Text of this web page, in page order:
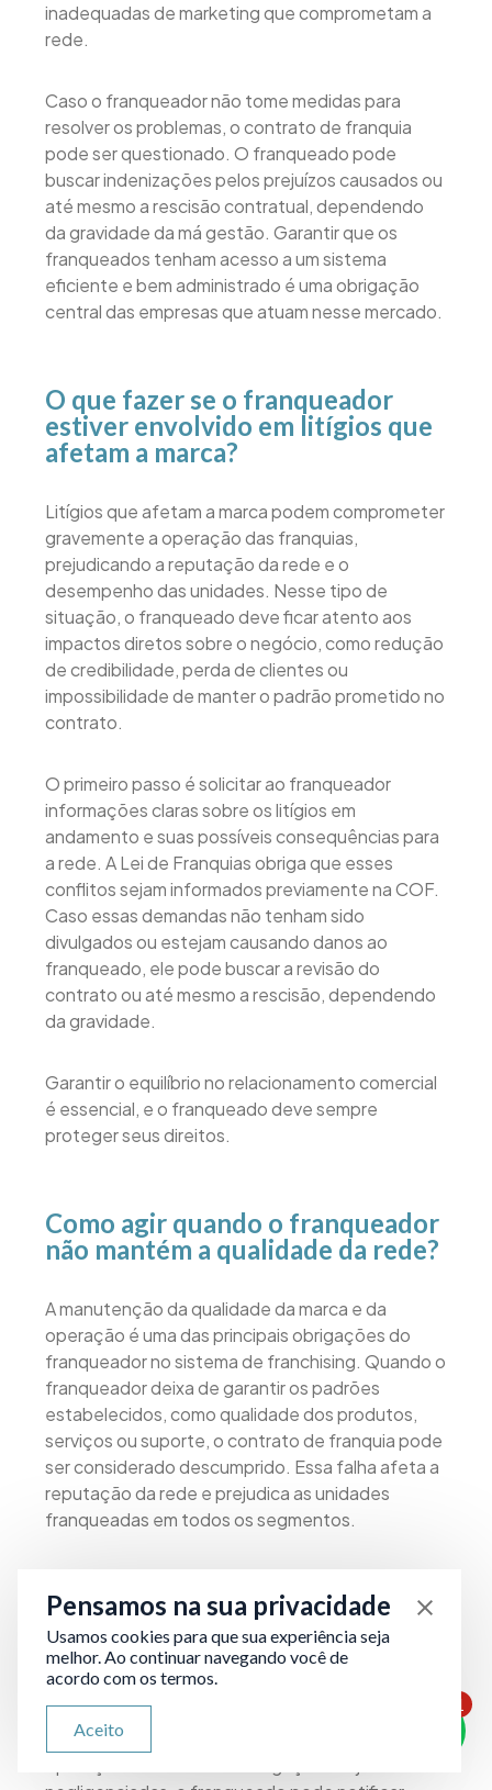
inadequadas de marketing que comprometam a
rede.
Caso o franqueador não tome medidas para
resolver os problemas, o contrato de franquia
pode ser questionado. O franqueado pode
buscar indenizações pelos prejuízos causados ou
até mesmo a rescisão contratual, dependendo
da gravidade da má gestão. Garantir que os
franqueados tenham acesso a um sistema
eficiente e bem administrado é uma obrigação
central das empresas que atuam nesse mercado.
O que fazer se o franqueador
estiver envolvido em litígios que
afetam a marca?
Litígios que afetam a marca podem comprometer
gravemente a operação das franquias,
prejudicando a reputação da rede e o
desempenho das unidades. Nesse tipo de
situação, o franqueado deve ficar atento aos
impactos diretos sobre o negócio, como redução
de credibilidade, perda de clientes ou
impossibilidade de manter o padrão prometido no
contrato.
O primeiro passo é solicitar ao franqueador
informações claras sobre os litígios em
andamento e suas possíveis consequências para
a rede. A Lei de Franquias obriga que esses
conflitos sejam informados previamente na COF.
Caso essas demandas não tenham sido
divulgados ou estejam causando danos ao
franqueado, ele pode buscar a revisão do
contrato ou até mesmo a rescisão, dependendo
da gravidade.
Garantir o equilíbrio no relacionamento comercial
é essencial, e o franqueado deve sempre
proteger seus direitos.
Como agir quando o franqueador
não mantém a qualidade da rede?
A manutenção da qualidade da marca e da
operação é uma das principais obrigações do
franqueador no sistema de franchising. Quando o
franqueador deixa de garantir os padrões
estabelecidos, como qualidade dos produtos,
serviços ou suporte, o contrato de franquia pode
ser considerado descumprido. Essa falha afeta a
reputação da rede e prejudica as unidades
franqueadas em todos os segmentos.
falhas, como inconsistências na padronização,
fornecimento inadequado de materiais ou
ausência de supervisão. As cláusulas contratuais
geralmente preveem que o franqueador deve
zelar pela unidade e pelo desempenho da rede,
assegurando a qualidade em todas as
1
Pensamos na sua privacidade
Usamos cookies para que sua experiência seja
melhor. Ao continuar navegando você de
acordo com os termos.
Aceito